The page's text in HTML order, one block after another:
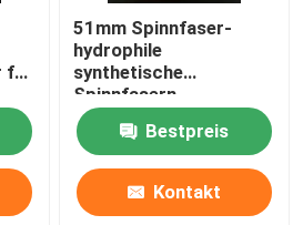
Schmelzpunkt
Polypropylengewebe
für
51mm Spinnfaser-
hydrophile
synthetische
Spinnfasern
Bestpreis
Kontakt